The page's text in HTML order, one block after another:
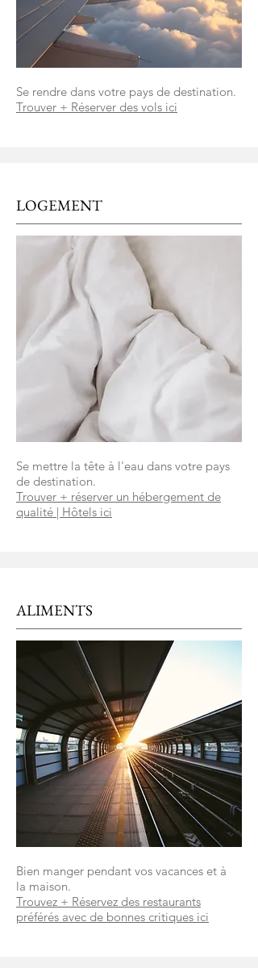
Se rendre dans votre pays de destination.
Trouver + Réserver des vols ici
LOGEMENT
Se mettre la tête à l'eau dans votre pays
de destination.
Trouver + réserver un hébergement de
qualité | Hôtels ici
ALIMENTS
Bien manger pendant vos vacances et à
la maison.
Trouvez + Réservez des restaurants
préférés avec de bonnes critiques ici